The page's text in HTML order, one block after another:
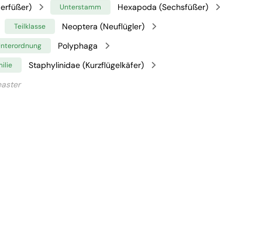
Unterstamm Hexapoda (Sechsfüßer)
Teilklasse Neoptera (Neuflügler)
Polyphaga
Staphylinidae (Kurzflügelkäfer)